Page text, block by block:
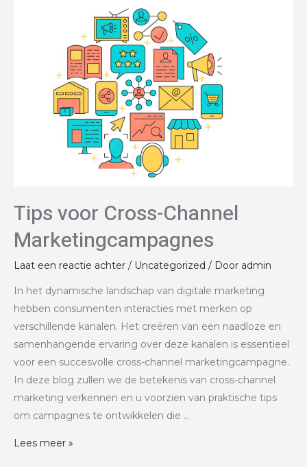
Tips voor Cross-Channel
Marketingcampagnes
Laat een reactie achter / Uncategorized / Door admin
In het dynamische landschap van digitale marketing
hebben consumenten interacties met merken op
verschillende kanalen. Het creëren van een naadloze en
samenhangende ervaring over deze kanalen is essentieel
voor een succesvolle cross-channel marketingcampagne.
In deze blog zullen we de betekenis van cross-channel
marketing verkennen en u voorzien van praktische tips
om campagnes te ontwikkelen die …
Lees meer »